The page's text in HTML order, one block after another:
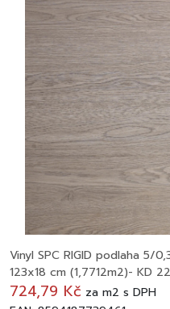
Vinyl SPC RIGID podlaha 5/
123x18 cm (1,7712m2)- KD
724,79 Kč za m2 s DPH